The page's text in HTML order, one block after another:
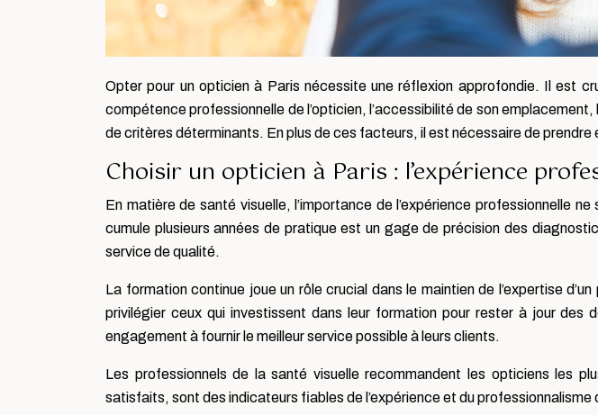
Opter pour un opticien à Paris nécessite une réflexion approfondie. Il est
compétence professionnelle de l’opticien, l’accessibilité de son
de critères déterminants. En plus de ces facteurs, il est nécessaire de
Choisir un opticien à Paris : l’expérience
En matière de santé visuelle, l’importance de l’expérience professionnelle
cumule plusieurs années de pratique est un gage de précision des
service de qualité.
La formation continue joue un rôle crucial dans le maintien de l’expertise
privilégier ceux qui investissent dans leur formation pour rester à jour des
engagement à fournir le meilleur service possible à leurs clients.
Les professionnels de la santé visuelle recommandent les opticiens les
satisfaits, sont des indicateurs fiables de l’expérience et du professionnalisme